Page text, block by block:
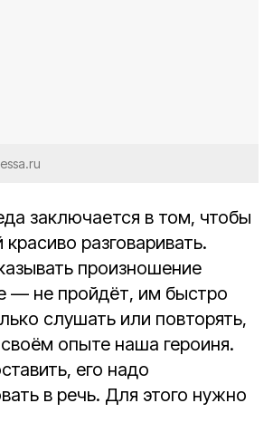
заключается в том, чтобы
красиво разговаривать.
произношение
— не пройдёт, им быстро
слушать или повторять,
опыте наша героиня.
его надо
в речь. Для этого нужно